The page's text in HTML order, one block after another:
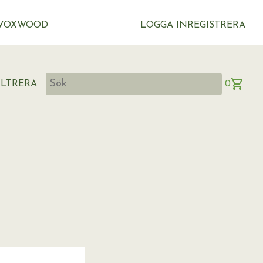
LOGGA IN REGISTRERA
0